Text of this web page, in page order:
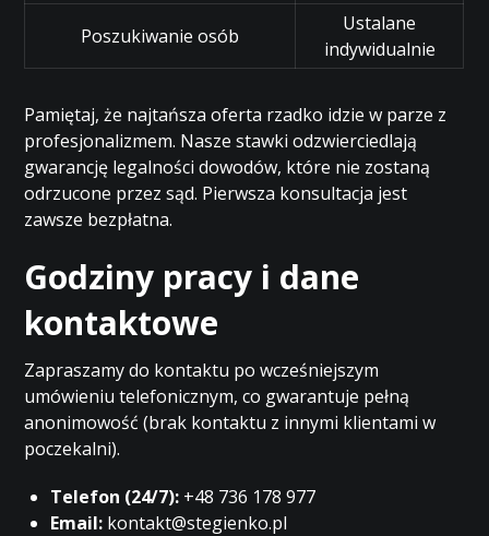
Poszukiwanie osób
Ustalane
indywidualnie
Pamiętaj, że najtańsza oferta rzadko idzie w parze z
profesjonalizmem. Nasze stawki odzwierciedlają
gwarancję legalności dowodów, które nie zostaną
odrzucone przez sąd. Pierwsza konsultacja jest
zawsze bezpłatna.
Godziny pracy i dane
kontaktowe
Zapraszamy do kontaktu po wcześniejszym
umówieniu telefonicznym, co gwarantuje pełną
anonimowość (brak kontaktu z innymi klientami w
poczekalni).
Telefon (24/7): +48 736 178 977
Email: kontakt@stegienko.pl